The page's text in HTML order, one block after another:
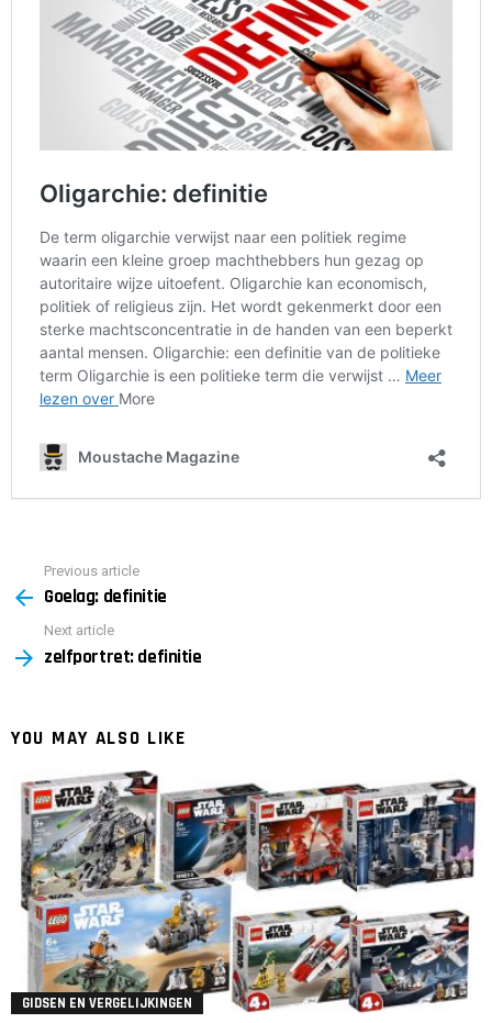
more
Previous article
Goelag: definitie
Next article
zelfportret: definitie
YOU MAY ALSO LIKE
GIDSEN EN VERGELIJKINGEN